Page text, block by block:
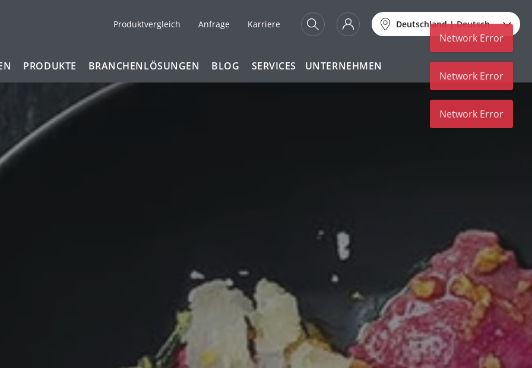
Produktvergleich Anfrage Karriere Deutschland|Deutsch
PRODUKTE BRANCHENLÖSUNGEN BLOG SERVICES UNTERNEHMEN